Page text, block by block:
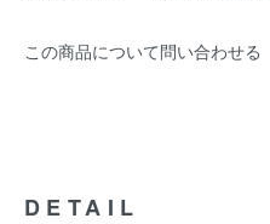
この商品について問い合わせる
DETAIL